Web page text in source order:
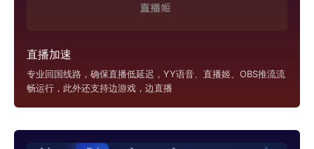
直播加速
专业回国线路，确保直播低延迟，YY语音、直播姬、OBS推流流
畅运行，此外还支持边游戏，边直播